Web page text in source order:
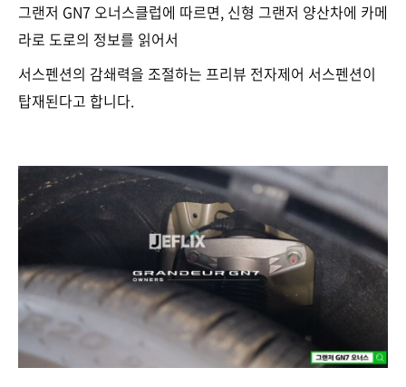
그랜저 GN7 오너스클럽에 따르면, 신형 그랜저 양산차에 카메
라로 도로의 정보를 읽어서
서스펜션의 감쇄력을 조절하는 프리뷰 전자제어 서스펜션이
탑재된다고 합니다.